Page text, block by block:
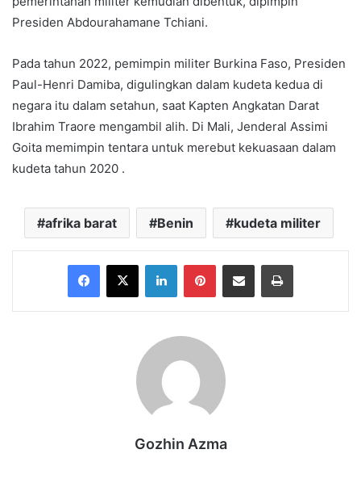
Presiden Abdourahamane Tchiani.
Pada tahun 2022, pemimpin militer Burkina Faso, Presiden
Paul-Henri Damiba, digulingkan dalam kudeta kedua di
negara itu dalam setahun, saat Kapten Angkatan Darat
Ibrahim Traore mengambil alih. Di Mali, Jenderal Assimi
Goita memimpin tentara untuk merebut kekuasaan dalam
kudeta tahun 2020 .
afrika barat Benin kudeta militer
Facebook
X LinkedInPinterestShare via Email Print
Gozhin Azma